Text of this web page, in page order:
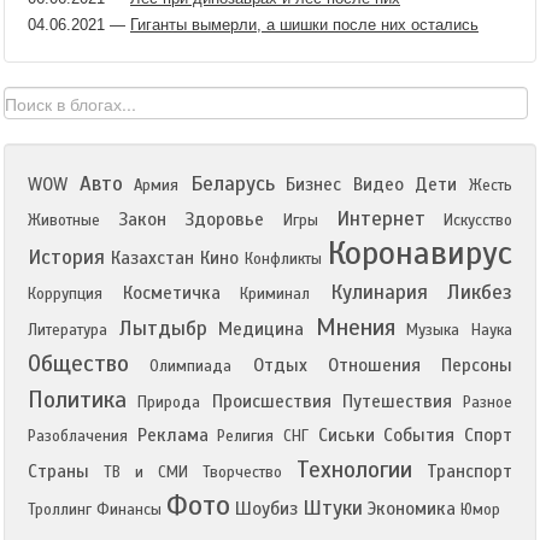
04.06.2021 — Гиганты вымерли, а шишки после них остались
WOW Авто Армия Беларусь Бизнес Видео Дети
Жесть
Животные
Закон Здоровье Игры Интернет Искусство
История Казахстан Кино Конфликты Коронавирус
Коррупция Косметичка Криминал Кулинария Ликбез
Литература Лытдыбр Медицина Мнения Музыка Наука
Общество Олимпиада Отдых Отношения Персоны
Политика Природа Происшествия Путешествия
Разное
Разоблачения
Реклама Религия СНГ Сиськи События Спорт
Страны
ТВ и СМИ Творчество Технологии Транспорт
Троллинг Финансы Фото Шоубиз Штуки Экономика Юмор